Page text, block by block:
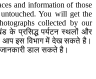
and information of those
You will get the
collected by our
के प्रसिद्ध पर्यटन स्थलों और
आप इस विभाग में देख सकते है।
डाल सकते है।